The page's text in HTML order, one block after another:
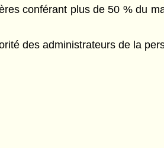
conférant plus de 50 % du
des administrateurs de la